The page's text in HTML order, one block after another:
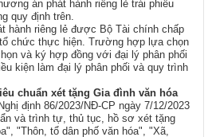
án phát hành riêng lẻ trái phiếu
quy định trên.
hành riêng lẻ được Bộ Tài chính chấp
chức thực hiện. Trường hợp lựa chọn
và ký hợp đồng với đại lý phân phối
kiện làm đại lý phân phối và quy trình
chuẩn xét tặng Gia đình văn hóa
định 86/2023/NĐ-CP ngày 7/12/2023
và trình tự, thủ tục, hồ sơ xét tặng
"Thôn, tổ dân phố văn hóa", "Xã,